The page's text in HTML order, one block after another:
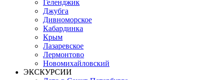
Геленджик
Джубга
Дивноморское
Кабардинка
Крым
Лазаревское
Лермонтово
Новомихайловский
ЭКСКУРСИИ